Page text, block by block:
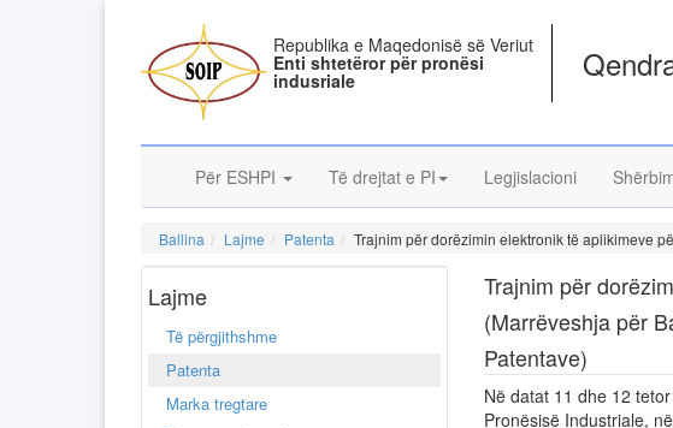
Republika e Maqedonisë së Veriut
Enti shtetëror për pronësi
indusriale
Për ESHPI Të drejtat e PI Legjislacioni
Ballina Lajme Patenta Trajnim për dorëzimin elektronik të aplikimeve
Lajme
Të përgjithshme
Patenta
Marka tregtare
Trajnim për
(Marrëveshja për
Patentave)
Në datat 11 dhe 12
Pronësisë Industriale,